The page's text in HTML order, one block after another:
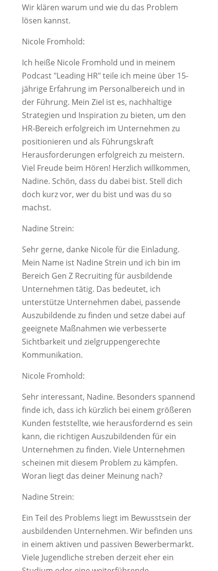
Wir klären warum und wie du das Problem
lösen kannst.
Nicole Fromhold:
Ich heiße Nicole Fromhold und in meinem
Podcast "Leading HR" teile ich meine über 15-
jährige Erfahrung im Personalbereich und in
der Führung. Mein Ziel ist es, nachhaltige
Strategien und Inspiration zu bieten, um den
HR-Bereich erfolgreich im Unternehmen zu
positionieren und als Führungskraft
Herausforderungen erfolgreich zu meistern.
Viel Freude beim Hören! Herzlich willkommen,
Nadine. Schön, dass du dabei bist. Stell dich
doch kurz vor, wer du bist und was du so
machst.
Nadine Strein:
Sehr gerne, danke Nicole für die Einladung.
Mein Name ist Nadine Strein und ich bin im
Bereich Gen Z Recruiting für ausbildende
Unternehmen tätig. Das bedeutet, ich
unterstütze Unternehmen dabei, passende
Auszubildende zu finden und setze dabei auf
geeignete Maßnahmen wie verbesserte
Sichtbarkeit und zielgruppengerechte
Kommunikation.
Nicole Fromhold:
Sehr interessant, Nadine. Besonders spannend
finde ich, dass ich kürzlich bei einem größeren
Kunden feststellte, wie herausfordernd es sein
kann, die richtigen Auszubildenden für ein
Unternehmen zu finden. Viele Unternehmen
scheinen mit diesem Problem zu kämpfen.
Woran liegt das deiner Meinung nach?
Nadine Strein:
Ein Teil des Problems liegt im Bewusstsein der
ausbildenden Unternehmen. Wir befinden uns
in einem aktiven und passiven Bewerbermarkt.
Viele Jugendliche streben derzeit eher ein